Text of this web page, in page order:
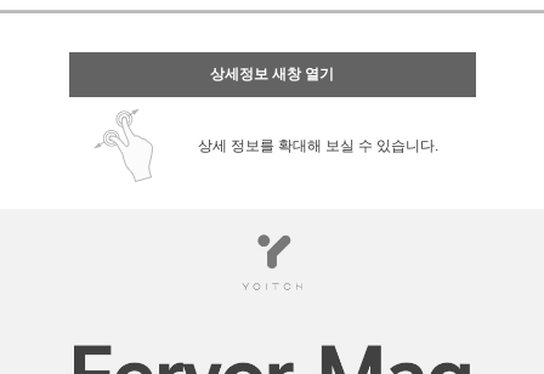
상세정보 새창 열기
상세 정보를 확대해 보실 수 있습니다.